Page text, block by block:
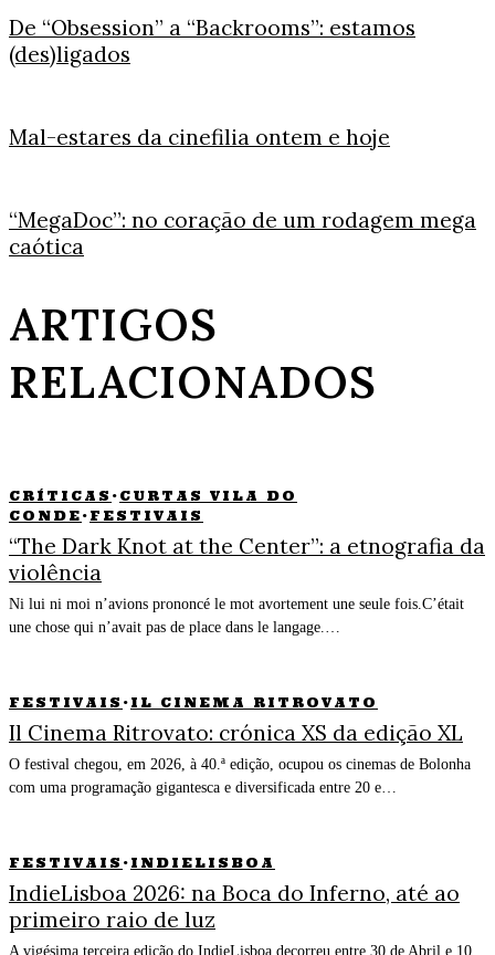
De “Obsession” a “Backrooms”: estamos
(des)ligados
Mal-estares da cinefilia ontem e hoje
“MegaDoc”: no coração de um rodagem mega
caótica
ARTIGOS
RELACIONADOS
CRÍTICAS · CURTAS VILA DO
CONDE · FESTIVAIS
“The Dark Knot at the Center”: a etnografia da
violência
Ni lui ni moi n’avions prononcé le mot avortement une seule fois.C’était
une chose qui n’avait pas de place dans le langage.…
FESTIVAIS · IL CINEMA RITROVATO
Il Cinema Ritrovato: crónica XS da edição XL
O festival chegou, em 2026, à 40.ª edição, ocupou os cinemas de Bolonha
com uma programação gigantesca e diversificada entre 20 e…
FESTIVAIS · INDIELISBOA
IndieLisboa 2026: na Boca do Inferno, até ao
primeiro raio de luz
A vigésima terceira edição do IndieLisboa decorreu entre 30 de Abril e 10